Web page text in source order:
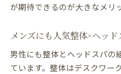
が期待できるのが大きなメリ
メンズにも人気整体×ヘッ
男性にも整体とヘッドスパの
ています。整体はデスクワー